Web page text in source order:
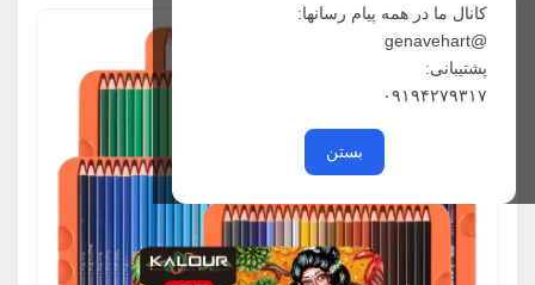
کانال ما در همه پیام رسانها:
@genavehart
پشتیبانی:
۰۹۱۹۴۲۷۹۳۱۷
بستن